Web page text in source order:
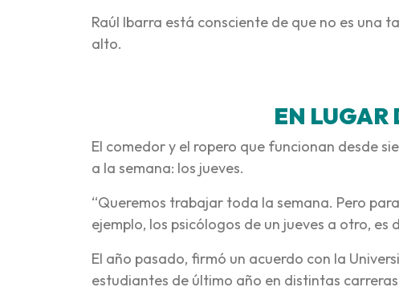
Raúl Ibarra está consciente de que no es una
alto.
EN LUGAR
El comedor y el ropero que funcionan desde
a la semana: los jueves.
“Queremos trabajar toda la semana. Pero
ejemplo, los psicólogos de un jueves a otro,
El año pasado, firmó un acuerdo con la
estudiantes de último año en distintas